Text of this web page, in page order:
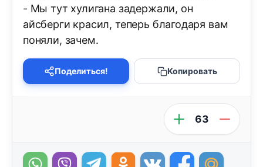
- Мы тут хулигана задержали, он
айсберги красил, теперь благодаря вам
поняли, зачем.
Поделиться! Копировать
63